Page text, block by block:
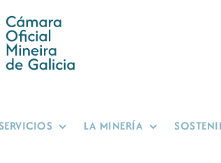
LA MINERÍA